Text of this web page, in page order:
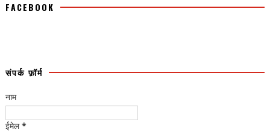
FACEBOOK
संपर्क फ़ॉर्म
नाम
ईमेल*